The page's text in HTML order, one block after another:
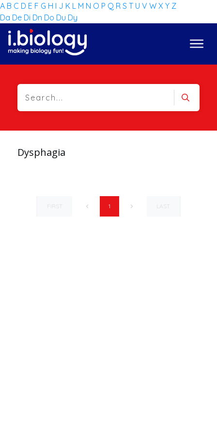
A B C D E F G H I J K L M N O P Q R S T U V W X Y Z
Da De Di Dn Do Du Dy
Dysphagia
FIRST 1 LAST